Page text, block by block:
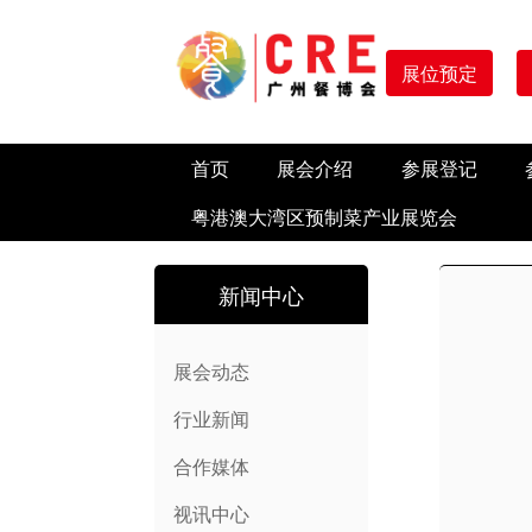
展位预定
首页 展会介绍 参展登记
粤港澳大湾区预制菜产业展览会
新闻中心
展会动态
行业新闻
合作媒体
视讯中心